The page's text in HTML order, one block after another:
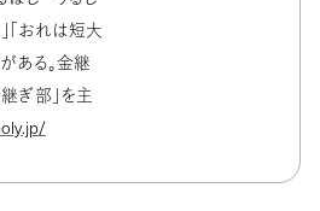
「おれは短大
ある。金継
ぎ部」を主